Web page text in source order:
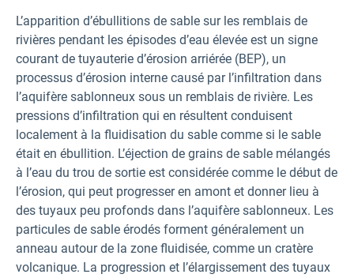
L’apparition d’ébullitions de sable sur les remblais de
rivières pendant les épisodes d’eau élevée est un signe
courant de tuyauterie d’érosion arriérée (BEP), un
processus d’érosion interne causé par l’infiltration dans
l’aquifère sablonneux sous un remblais de rivière. Les
pressions d’infiltration qui en résultent conduisent
localement à la fluidisation du sable comme si le sable
était en ébullition. L’éjection de grains de sable mélangés
à l’eau du trou de sortie est considérée comme le début de
l’érosion, qui peut progresser en amont et donner lieu à
des tuyaux peu profonds dans l’aquifère sablonneux. Les
particules de sable érodés forment généralement un
anneau autour de la zone fluidisée, comme un cratère
volcanique. La progression et l’élargissement des tuyaux